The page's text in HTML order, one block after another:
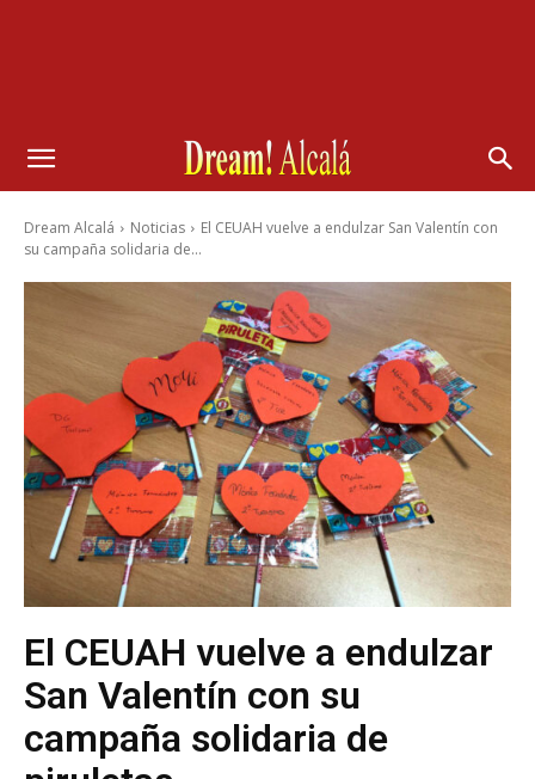
Dream Alcalá Noticias
El CEUAH vuelve a endulzar San Valentín con
su campaña solidaria de...
El CEUAH vuelve a endulzar
San Valentín con su
campaña solidaria de